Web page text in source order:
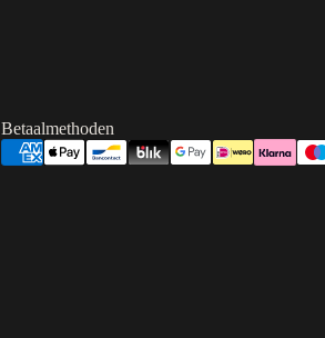
Betaalmethoden